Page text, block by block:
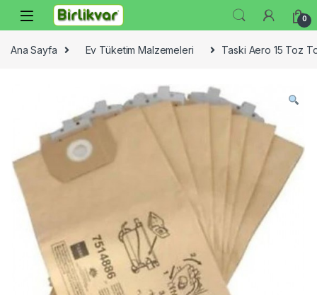
Skip to navigation
Skip to content
0
Ana Sayfa Ev Tüketim Malzemeleri Taski Aero 15 Toz